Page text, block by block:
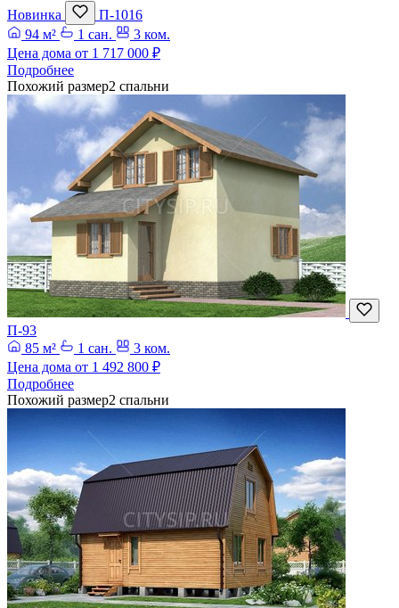
Новинка
П-1016
94 м²
1 сан.
3 ком.
Цена дома от 1 717 000 ₽
Подробнее
Похожий размер2 спальни
П-93
85 м²
1 сан.
3 ком.
Цена дома от 1 492 800 ₽
Подробнее
Похожий размер2 спальни